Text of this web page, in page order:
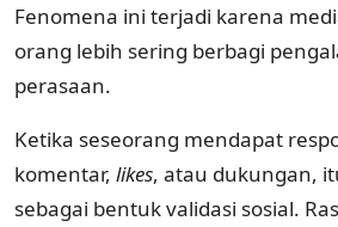
Fenomena ini terjadi karena
orang lebih sering berbagi
perasaan.
Ketika seseorang mendapat
komentar, likes, atau dukungan,
sebagai bentuk validasi sosial.